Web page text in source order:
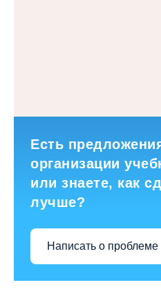
Есть
организации
или знаете, как
лучше?
Написать о проблеме